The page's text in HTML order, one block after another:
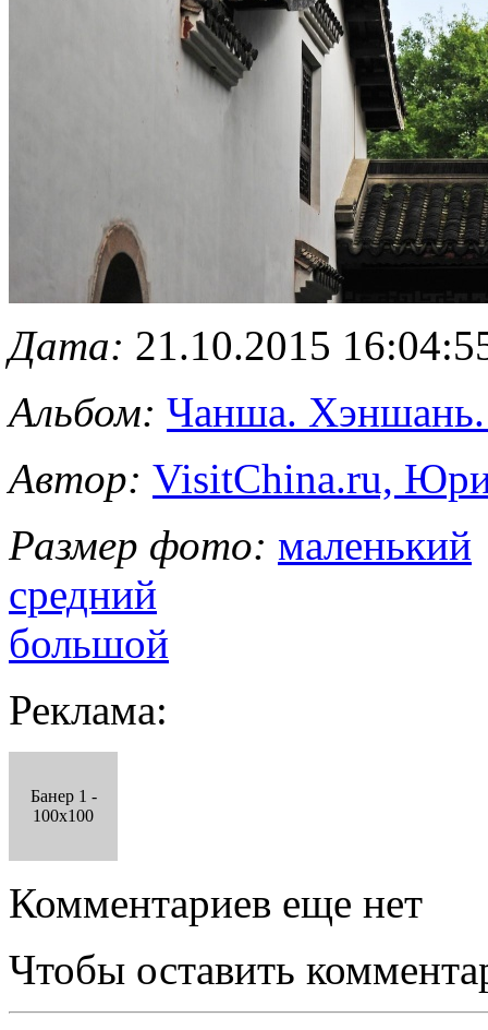
Дата: 21.10.2015
Альбом: Чанша.
Автор: VisitChina.ru,
Размер фото: маленький
средний
большой
Реклама:
Банер 1 -
100x100
Комментариев еще нет
Чтобы оставить